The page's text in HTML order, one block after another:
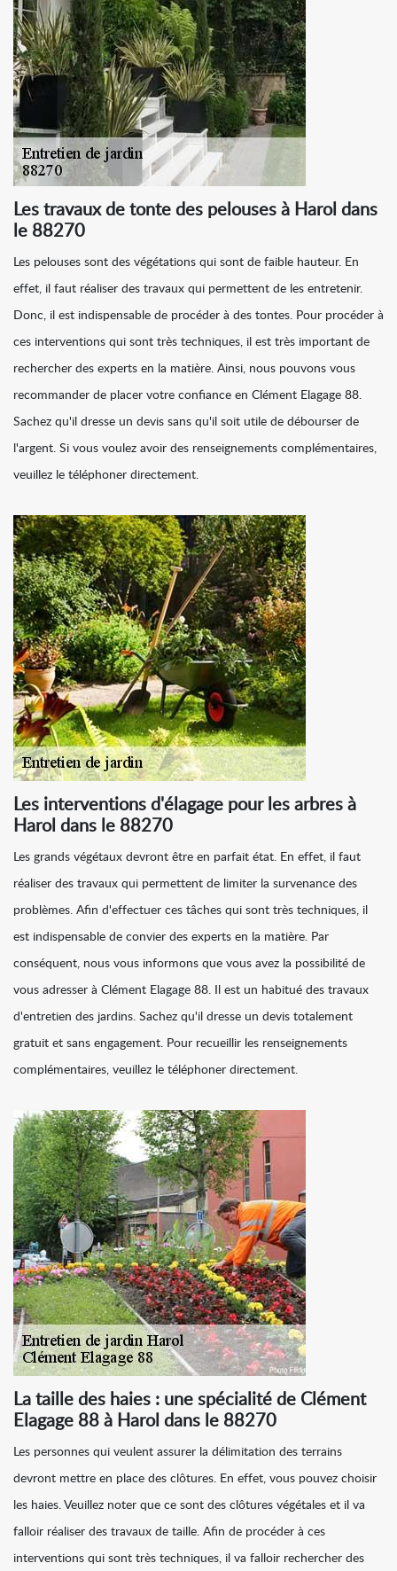
Les travaux de tonte des pelouses à Harol dans
le 88270
Les pelouses sont des végétations qui sont de faible hauteur. En
effet, il faut réaliser des travaux qui permettent de les entretenir.
Donc, il est indispensable de procéder à des tontes. Pour procéder à
ces interventions qui sont très techniques, il est très important de
rechercher des experts en la matière. Ainsi, nous pouvons vous
recommander de placer votre confiance en Clément Elagage 88.
Sachez qu'il dresse un devis sans qu'il soit utile de débourser de
l'argent. Si vous voulez avoir des renseignements complémentaires,
veuillez le téléphoner directement.
Les interventions d'élagage pour les arbres à
Harol dans le 88270
Les grands végétaux devront être en parfait état. En effet, il faut
réaliser des travaux qui permettent de limiter la survenance des
problèmes. Afin d'effectuer ces tâches qui sont très techniques, il
est indispensable de convier des experts en la matière. Par
conséquent, nous vous informons que vous avez la possibilité de
vous adresser à Clément Elagage 88. Il est un habitué des travaux
d'entretien des jardins. Sachez qu'il dresse un devis totalement
gratuit et sans engagement. Pour recueillir les renseignements
complémentaires, veuillez le téléphoner directement.
La taille des haies : une spécialité de Clément
Elagage 88 à Harol dans le 88270
Les personnes qui veulent assurer la délimitation des terrains
devront mettre en place des clôtures. En effet, vous pouvez choisir
les haies. Veuillez noter que ce sont des clôtures végétales et il va
falloir réaliser des travaux de taille. Afin de procéder à ces
interventions qui sont très techniques, il va falloir rechercher des